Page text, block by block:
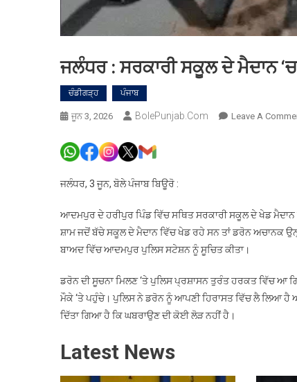
ਜਲੰਧਰ : ਸਰਕਾਰੀ ਸਕੂਲ ਦੇ ਮੈਦਾਨ
ਚੰਡੀਗੜ੍ਹ ਪੰਜਾਬ
ਜੂਨ 3, 2026 BolePunjab.com Leave A
ਜਲੰਧਰ, 3 ਜੂਨ, ਬੋਲੇ ਪੰਜਾਬ ਬਿਊਰੋ :
ਆਦਮਪੁਰ ਦੇ ਹਰੀਪੁਰ ਪਿੰਡ ਵਿੱਚ ਸਥਿਤ ਸਰਕਾਰੀ ਸਕੂਲ ਦੇ ਖੇਡ
ਸ਼ਾਮ ਜਦੋਂ ਬੱਚੇ ਸਕੂਲ ਦੇ ਮੈਦਾਨ ਵਿੱਚ ਖੇਡ ਰਹੇ ਸਨ ਤਾਂ ਡਰੋਨ
ਬਾਅਦ ਵਿੱਚ ਆਦਮਪੁਰ ਪੁਲਿਸ ਸਟੇਸ਼ਨ ਨੂੰ ਸੂਚਿਤ ਕੀਤਾ।
ਡਰੋਨ ਦੀ ਸੂਚਨਾ ਮਿਲਣ ‘ਤੇ ਪੁਲਿਸ ਪ੍ਰਸ਼ਾਸਨ ਤੁਰੰਤ ਹਰਕਤ ਵਿੱਚ ਆ
ਮੌਕੇ ‘ਤੇ ਪਹੁੰਚੇ। ਪੁਲਿਸ ਨੇ ਡਰੋਨ ਨੂੰ ਆਪਣੀ ਹਿਰਾਸਤ ਵਿੱਚ ਲੈ ਲਿਆ ਹੈ
ਦਿੱਤਾ ਗਿਆ ਹੈ ਕਿ ਘਬਰਾਉਣ ਦੀ ਕੋਈ ਲੋੜ ਨਹੀਂ ਹੈ।
Latest News